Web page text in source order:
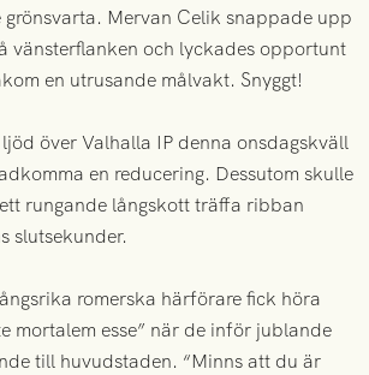
Mervan Celik snappade upp
vänsterflanken och lyckades opportunt
en utrusande målvakt. Snyggt!
över Valhalla IP denna onsdagskväll
en reducering. Dessutom skulle
rungande långskott träffa ribban
slutsekunder.
romerska härförare fick höra
mortalem esse” när de inför jublande
till huvudstaden. “Minns att du är